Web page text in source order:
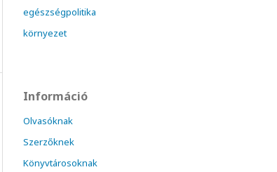
egészségpolitika
környezet
Információ
Olvasóknak
Szerzőknek
Könyvtárosoknak